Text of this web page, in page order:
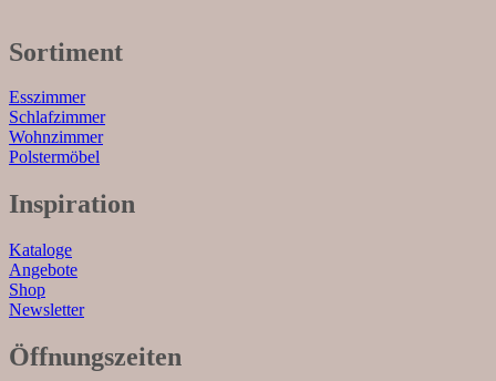
Sortiment
Esszimmer
Schlafzimmer
Wohnzimmer
Polstermöbel
Inspiration
Kataloge
Angebote
Shop
Newsletter
Öffnungszeiten